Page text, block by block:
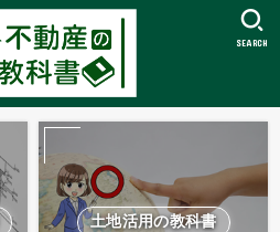
SEARCH
土地活用の教科書